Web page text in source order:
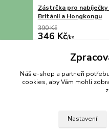
Zástrčka pro nabíječky
Británii a Hongkongu
390 Kč
346 Kč/ks
Náš e-shop a partneři
cookies, aby Vám mohli
Nastavení